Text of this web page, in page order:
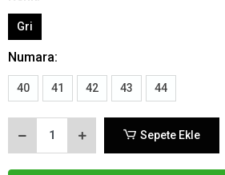
Gri
Numara:
40 41 42 43 44
Sepete Ekle